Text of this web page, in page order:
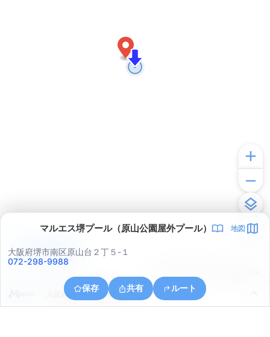
マルエス堺プール（原山公園屋外プール） 地図
大阪府堺市南区原山台２丁５-１
072-298-9988
保存 共有 ルート
大阪府堺市南区庭代台３丁４
アプリで見る